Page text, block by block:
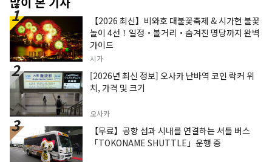
【2026 최신】비와호 대불꽃축제 & 시가현 불꽃
놀이 4선！일정・볼거리・숨겨진 명당까지 완벽
가이드
시가
[2026년 최신 정보] 오사카 난바역 코인 락커 위
치, 가격 및 크기
오사카
【무료】공항 섬과 시내를 연결하는 셔틀 버스
「TOKONAME SHUTTLE」운행 중